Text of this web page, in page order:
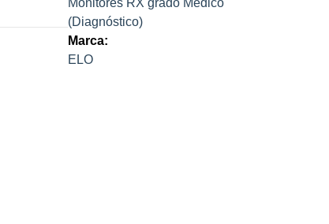
Monitores RX grado Médico
(Diagnóstico)
Marca:
ELO